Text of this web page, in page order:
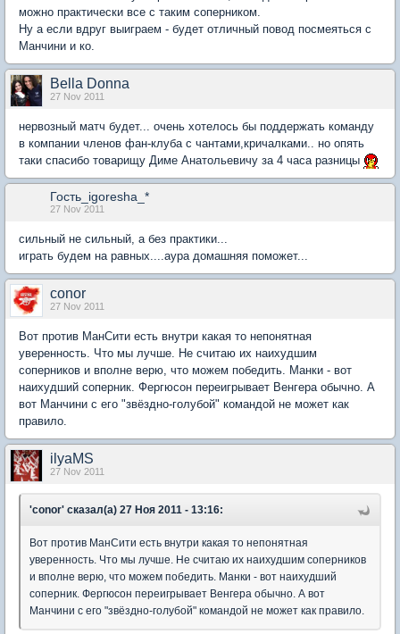
можно практически все с таким соперником.
Ну а если вдруг выиграем - будет отличный повод посмеяться с
Манчини и ко.
Bella Donna
27 Nov 2011
нервозный матч будет... очень хотелось бы поддержать команду
в компании членов фан-клуба с чантами,кричалками.. но опять
таки спасибо товарищу Диме Анатольевичу за 4 часа разницы
Гость_igoresha_*
27 Nov 2011
сильный не сильный, а без практики...
играть будем на равных....аура домашняя поможет...
conor
27 Nov 2011
Вот против МанСити есть внутри какая то непонятная
уверенность. Что мы лучше. Не считаю их наихудшим
соперников и вполне верю, что можем победить. Манки - вот
наихудший соперник. Фергюсон переигрывает Венгера обычно. А
вот Манчини с его "звёздно-голубой" командой не может как
правило.
ilyaMS
27 Nov 2011
'conor' сказал(а) 27 Ноя 2011 - 13:16:
Вот против МанСити есть внутри какая то непонятная
уверенность. Что мы лучше. Не считаю их наихудшим соперников
и вполне верю, что можем победить. Манки - вот наихудший
соперник. Фергюсон переигрывает Венгера обычно. А вот
Манчини с его "звёздно-голубой" командой не может как правило.